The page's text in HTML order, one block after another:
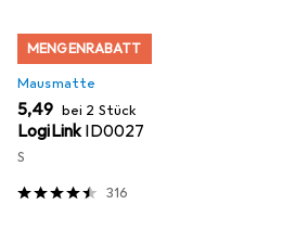
MENGENRABATT
Mausmatte
EUR
5,49 bei 2 Stück
LogiLinkID0027
S
316